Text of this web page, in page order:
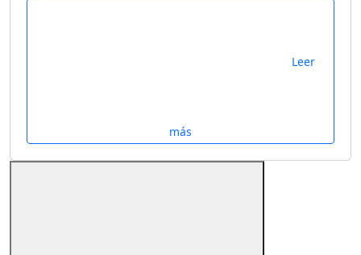
Leer
más